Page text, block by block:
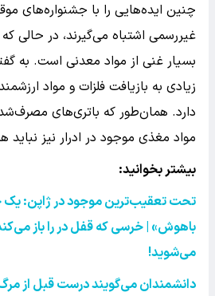
چنین ایده‌هایی را با جشنواره‌های
غیررسمی اشتباه می‌گیرند، در حالی که
بسیار غنی از مواد معدنی است. به
زیادی به بازیافت فلزات و مواد
دارد. همان‌طور که باتری‌های
مواد مغذی موجود در ادرار نیز نباید
بیشتر بخوانید:
تحت تعقیب‌ترین موجود در ژاپن: یک
باهوش» | خرسی که قفل در را باز
می‌شوید!
دانشمندان می‌گویند درست قبل از